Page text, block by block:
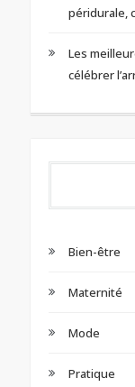
péridurale,
Les
célébrer
Bien-être
Maternité
Mode
Pratique